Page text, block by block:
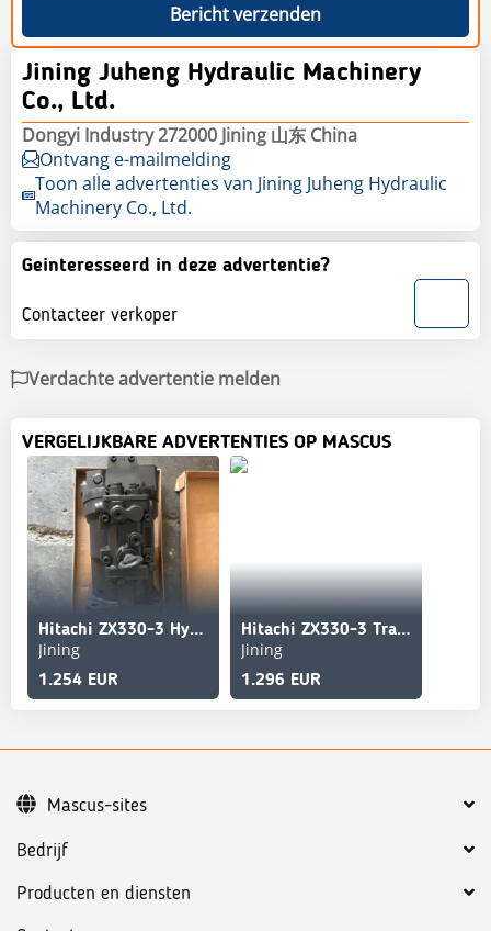
Bericht verzenden
Jining Juheng Hydraulic Machinery
Co., Ltd.
Dongyi Industry 272000 Jining 山东 China
Ontvang e-mailmelding
Toon alle advertenties van Jining Juheng Hydraulic
Machinery Co., Ltd.
Geinteresseerd in deze advertentie?
Contacteer verkoper
Verdachte advertentie melden
VERGELIJKBARE ADVERTENTIES OP MASCUS
Hitachi ZX330-3 Hydraulic Pump
Jining
1.254 EUR
Hitachi ZX330-3 Travel gearbox
Jining
1.296 EUR
Bedrijf
Producten en diensten
Mascus-sites